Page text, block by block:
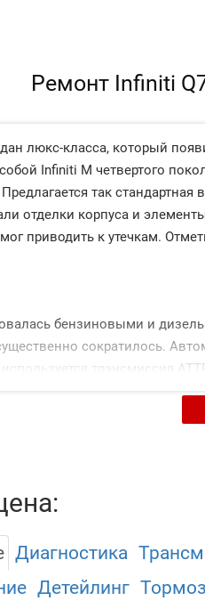
Ремонт Infiniti
люкс-класса, который
Infiniti M четвертого
так
отделки корпуса и
приводить к утечкам.
бензиновыми и
сократилось.
трансмиссия
салона,
л.с.)
(333 л.с.)
420 л.с.)
л.с.)
Диагностика
Детейлинг